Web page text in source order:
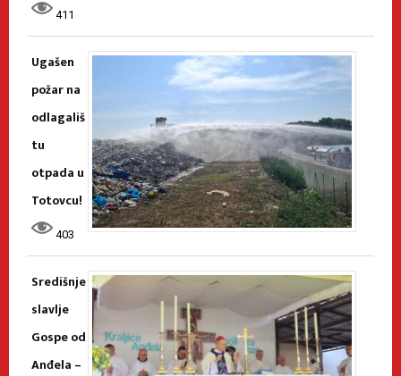
411
Ugašen
požar na
odlagališ
tu
otpada u
Totovcu!
403
Središnje
slavlje
Gospe od
Anđela –